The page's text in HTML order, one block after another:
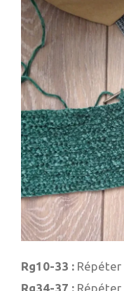
Rg10-33 : Répéter
Rg34-37 : Répéter